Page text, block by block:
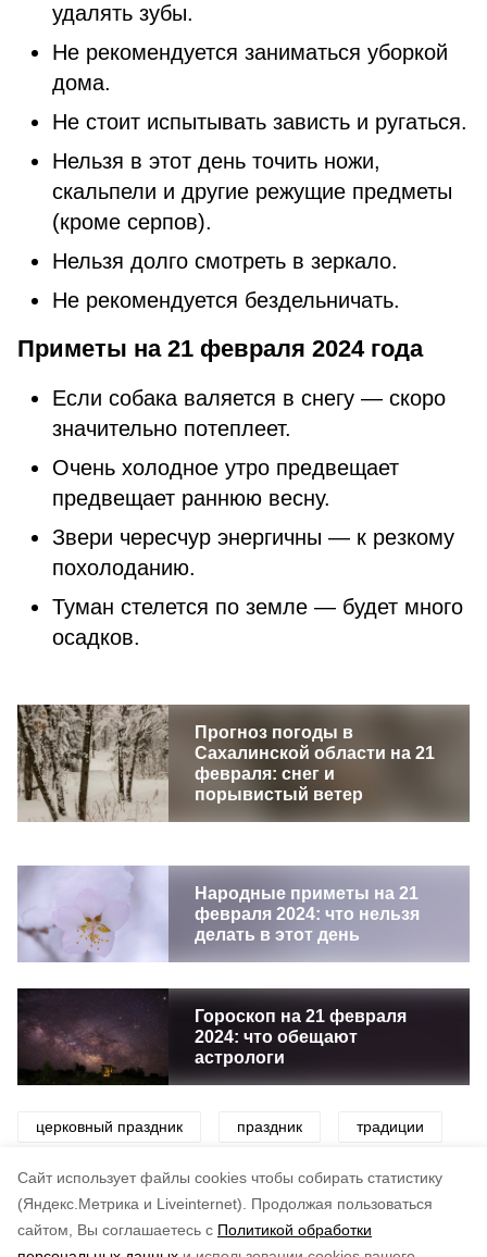
Cайт использует файлы cookies чтобы собирать статистику
(Яндекс.Метрика и Liveinternet).
Продолжая пользоваться
сайтом, Вы соглашаетесь с Политикой обработки
удалять зубы.
Не рекомендуется заниматься уборкой
дома.
Не стоит испытывать зависть и ругаться.
Нельзя в этот день точить ножи,
скальпели и другие режущие предметы
(кроме серпов).
Нельзя долго смотреть в зеркало.
Не рекомендуется бездельничать.
Приметы на 21 февраля 2024 года
Если собака валяется в снегу — скоро
значительно потеплеет.
Очень холодное утро предвещает
предвещает раннюю весну.
Звери чересчур энергичны — к резкому
похолоданию.
Туман стелется по земле — будет много
осадков.
Прогноз погоды в
Сахалинской области на 21
февраля: снег и
порывистый ветер
Народные приметы на 21
февраля 2024: что нельзя
делать в этот день
Гороскоп на 21 февраля
2024: что обещают
астрологи
церковный праздник праздник традиции
погода церковь